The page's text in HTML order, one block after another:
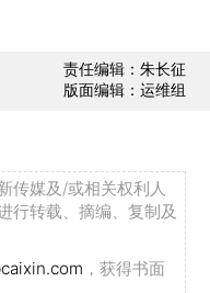
责任编辑：朱长征
版面编辑：运维组
传媒及/或相关权利人
行转载、摘编、复制及
，获得书面